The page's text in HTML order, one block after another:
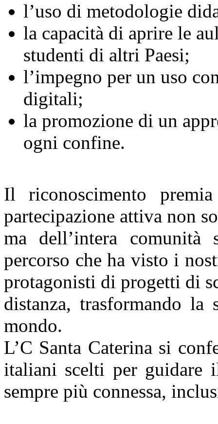
l’uso di metodologie
la capacità di aprire le
studenti di altri Paesi;
l’impegno per un uso
digitali;
la promozione di un
ogni confine.
​Il riconoscimento
partecipazione attiva non
ma dell’intera
percorso che ha visto i
protagonisti di progetti di
distanza, trasformando
mondo.
​L’C Santa Caterina si
italiani scelti per guidare
sempre più connessa,